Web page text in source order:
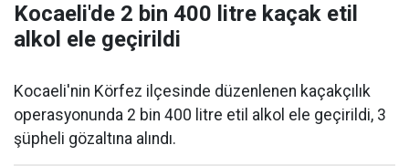
Kocaeli'de 2 bin 400 litre kaçak etil
alkol ele geçirildi
Kocaeli'nin Körfez ilçesinde düzenlenen kaçakçılık
operasyonunda 2 bin 400 litre etil alkol ele geçirildi, 3
şüpheli gözaltına alındı.